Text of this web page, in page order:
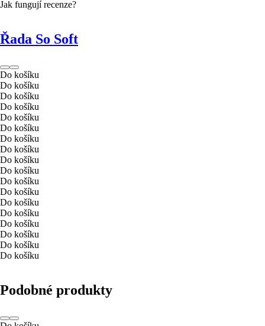
Jak fungují recenze?
Řada So Soft
Do košíku
Do košíku
Do košíku
Do košíku
Do košíku
Do košíku
Do košíku
Do košíku
Do košíku
Do košíku
Do košíku
Do košíku
Do košíku
Do košíku
Do košíku
Do košíku
Do košíku
Do košíku
Podobné produkty